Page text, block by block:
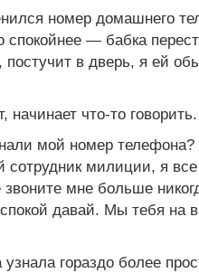
номер домашнего
спокойнее — бабка
постучит в дверь, я ей
начинает что-то
мой номер телефона?
милиции, я все
мне больше
давай. Мы тебя на
гораздо более